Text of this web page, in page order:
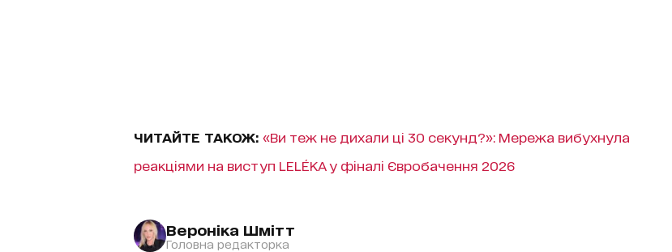
ЧИТАЙТЕ ТАКОЖ: «Ви теж не дихали ці 30 секунд?»: Мережа вибухнула
реакціями на виступ LELÉKA у фіналі Євробачення 2026
Вероніка Шмітт
Головна редакторка